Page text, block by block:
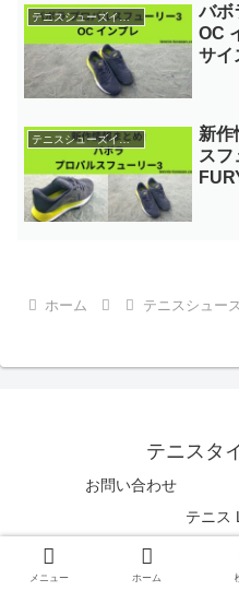
テニスシューズインプレ
バボ
OC
サイ
テニスシューズインプレ
新作
ス
ホーム テニスシュー
テニスタ
お問い合わせ
テニス
© 2019 テニ
メニュー ホーム